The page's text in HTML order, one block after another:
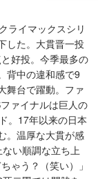
イマックスシリ
した。大貫晋一投
好投。今季最多の
背中の違和感で9
舞台で躍動。ファ
ァイナルは巨人の
。17年以来の日本
。温厚な大貫が感
い順調な立ち上
ゃう？（笑い）」